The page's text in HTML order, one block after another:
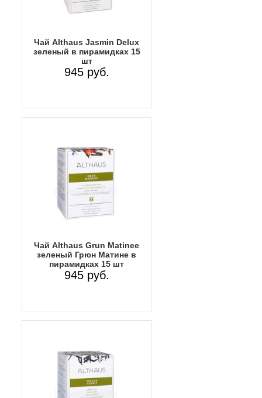
Чай Althaus Jasmin Delux
зеленый в пирамидках 15
шт
945 руб.
Чай Althaus Grun Matinee
зеленый Грюн Матине в
пирамидках 15 шт
945 руб.